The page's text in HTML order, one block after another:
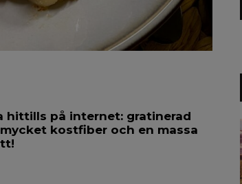
hittills på internet: gratinerad
kostfiber och en massa